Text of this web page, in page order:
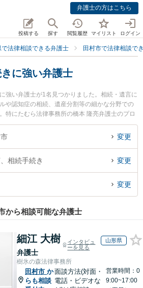
弁護士の方はこちら
投稿する 探す 閲覧履歴 マイリスト ログイン
で法律相談できる弁護士 田村市で法律相談で
に強い弁護士
強い弁護士が1名見つかりました。相続・遺言に
や認知症の相続、遺産分割等の細かな分野での
特にたむら法律事務所の橋本 隆亮弁護士のプロ
みなどが注目されています。『田村市で土日や
ラブルを今すぐに弁護士に相談したい』『相続
です。
変更
相続手続き 変更
変更
から相談可能な弁護士
細江 大樹
弁護士
インタビュ
ーを見る
山形県
樹氷の森法律事務所
田村市 か
らも相談
面談方法(対面・
電話・ビデオな
営業時間：0
9:00~17:00